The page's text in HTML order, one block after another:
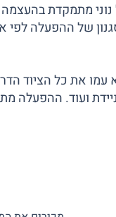
מתמקדת
של ההפעלה לפי
עמו את כל הציוד
ניידת ועוד. ההפעלה